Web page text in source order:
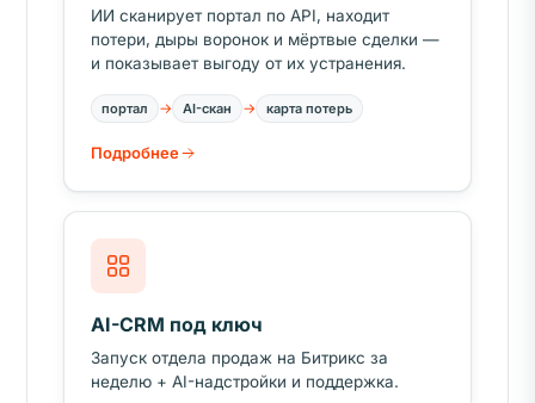
ИИ сканирует портал по API, находит
потери, дыры воронок и мёртвые сделки —
и показывает выгоду от их устранения.
портал → AI-скан → карта потерь
Подробнее
AI-CRM под ключ
Запуск отдела продаж на Битрикс за
неделю + AI-надстройки и поддержка.